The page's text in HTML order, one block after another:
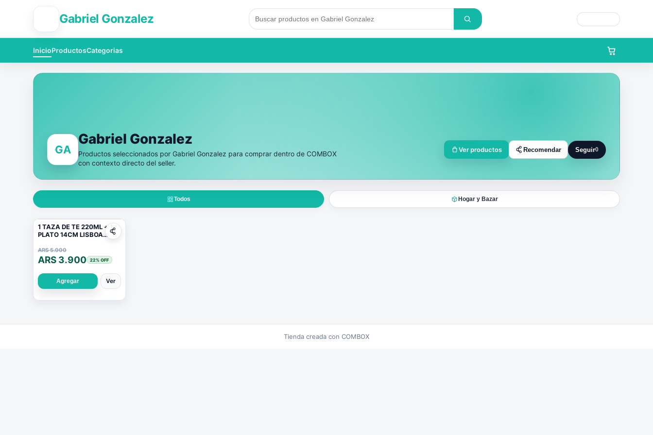
Gabriel Gonzalez
InicioProductosCategorias
GA
Gabriel Gonzalez
Productos seleccionados por Gabriel Gonzalez para comprar dentro de COMBOX
con contexto directo del seller.
Ver productos Recomendar Seguir0
Seguir a Gabriel
Todos Hogar y Bazar
1 TAZA DE TE 220ML + 1
PLATO 14CM LISBOA
ARS 5.000
ARS 3.900 22% OFF
Agregar Ver
Tienda creada con COMBOX